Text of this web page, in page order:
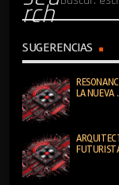
rch
SUGERENCIAS
LA NUEVA